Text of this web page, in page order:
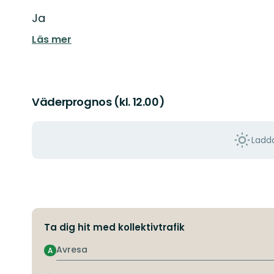
Ja
Läs mer
Väderprognos (kl. 12.00)
Ta dig hit med kollektivtrafik
Avresa
A